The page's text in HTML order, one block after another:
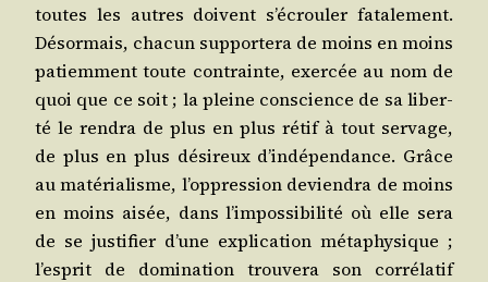
toutes les autres doivent s’é­crou­ler fata­le­ment.
Désor­mais, cha­cun sup­por­te­ra de moins en moins
patiem­ment toute contrainte, exer­cée au nom de
quoi que ce soit ; la pleine conscience de sa liber­
té le ren­dra de plus en plus rétif à tout ser­vage,
de plus en plus dési­reux d’in­dé­pen­dance. Grâce
au maté­ria­lisme, l’op­pres­sion devien­dra de moins
en moins aisée, dans l’im­pos­si­bi­li­té où elle sera
de se jus­ti­fier d’une expli­ca­tion méta­phy­sique ;
l’es­prit de domi­na­tion trou­ve­ra son cor­ré­la­tif